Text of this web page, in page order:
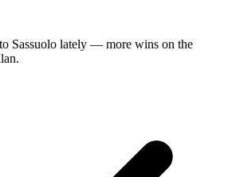
Sassuolo lately — more wins on the